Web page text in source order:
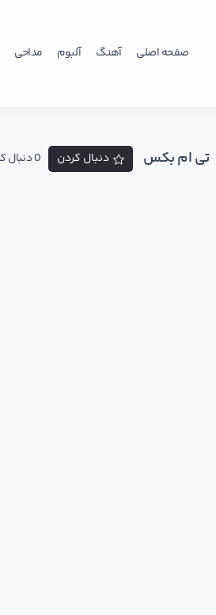
صفحه اصلی آهنگ آلبوم مداحی
تی ام بکس دنبال کردن 0 دنبال کننده